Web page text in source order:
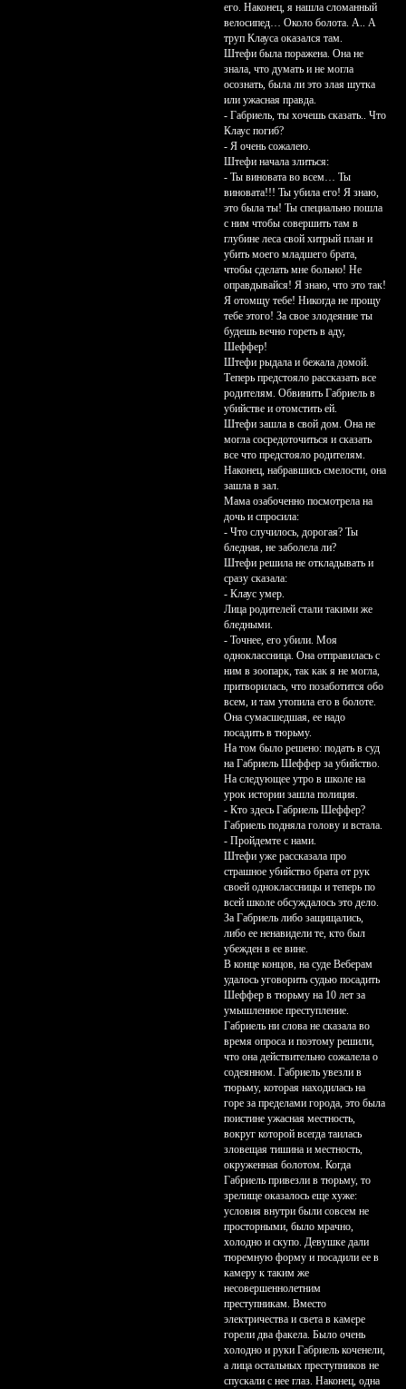
его. Наконец, я нашла сломанный
велосипед… Около болота. А.. А
труп Клауса оказался там.
Штефи была поражена. Она не
знала, что думать и не могла
осознать, была ли это злая шутка
или ужасная правда.
- Габриель, ты хочешь сказать.. Что
Клаус погиб?
- Я очень сожалею.
Штефи начала злиться:
- Ты виновата во всем… Ты
виновата!!! Ты убила его! Я знаю,
это была ты! Ты специально пошла
с ним чтобы совершить там в
глубине леса свой хитрый план и
убить моего младшего брата,
чтобы сделать мне больно! Не
оправдывайся! Я знаю, что это так!
Я отомщу тебе! Никогда не прощу
тебе этого! За свое злодеяние ты
будешь вечно гореть в аду,
Шеффер!
Штефи рыдала и бежала домой.
Теперь предстояло рассказать все
родителям. Обвинить Габриель в
убийстве и отомстить ей.
Штефи зашла в свой дом. Она не
могла сосредоточиться и сказать
все что предстояло родителям.
Наконец, набравшись смелости, она
зашла в зал.
Мама озабоченно посмотрела на
дочь и спросила:
- Что случилось, дорогая? Ты
бледная, не заболела ли?
Штефи решила не откладывать и
сразу сказала:
- Клаус умер.
Лица родителей стали такими же
бледными.
- Точнее, его убили. Моя
одноклассница. Она отправилась с
ним в зоопарк, так как я не могла,
притворилась, что позаботится обо
всем, и там утопила его в болоте.
Она сумасшедшая, ее надо
посадить в тюрьму.
На том было решено: подать в суд
на Габриель Шеффер за убийство.
На следующее утро в школе на
урок истории зашла полиция.
- Кто здесь Габриель Шеффер?
Габриель подняла голову и встала.
- Пройдемте с нами.
Штефи уже рассказала про
страшное убийство брата от рук
своей одноклассницы и теперь по
всей школе обсуждалось это дело.
За Габриель либо защищались,
либо ее ненавидели те, кто был
убежден в ее вине.
В конце концов, на суде Веберам
удалось уговорить судью посадить
Шеффер в тюрьму на 10 лет за
умышленное преступление.
Габриель ни слова не сказала во
время опроса и поэтому решили,
что она действительно сожалела о
содеянном. Габриель увезли в
тюрьму, которая находилась на
горе за пределами города, это была
поистине ужасная местность,
вокруг которой всегда таилась
зловещая тишина и местность,
окруженная болотом. Когда
Габриель привезли в тюрьму, то
зрелище оказалось еще хуже:
условия внутри были совсем не
просторными, было мрачно,
холодно и скупо. Девушке дали
тюремную форму и посадили ее в
камеру к таким же
несовершеннолетним
преступникам. Вместо
электричества и света в камере
горели два факела. Было очень
холодно и руки Габриель коченели,
а лица остальных преступников не
спускали с нее глаз. Наконец, одна